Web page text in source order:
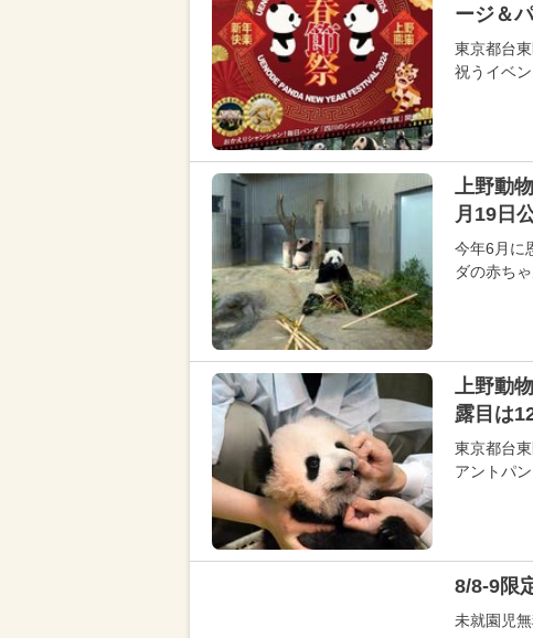
ージ＆
東京都台
祝うイベ
上野動
月19日
今年6月に
ダの赤ち
上野動
露目は
東京都台
アントパ
8/8-9限
未就園児